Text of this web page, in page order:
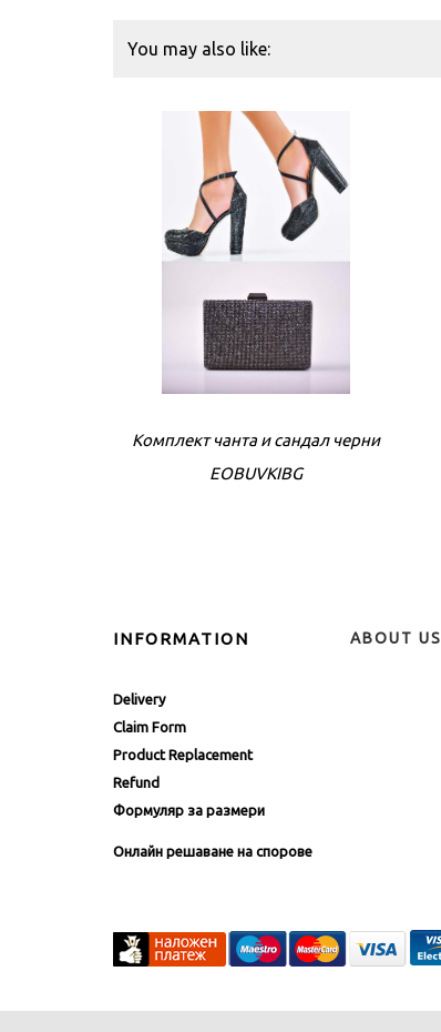
You may also like:
Комплект чанта и сандал черни
EOBUVKIBG
INFORMATION
Delivery
Claim Form
Product Replacement
Refund
Формуляр за размери
Онлайн решаване на спорове
ABOUT US